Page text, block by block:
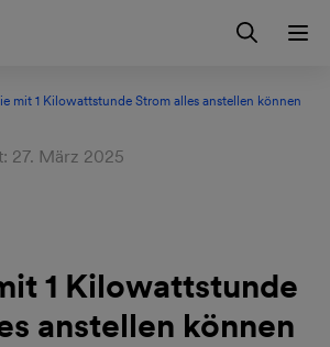
springen
springen
springenspringen
mit 1 Kilowattstunde Strom alles anstellen können
27. März 2025
1 Kilowattstunde
anstellen können